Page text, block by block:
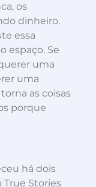
os
dinheiro.
essa
espaço. Se
uma
uma
as coisas
porque
há dois
True Stories